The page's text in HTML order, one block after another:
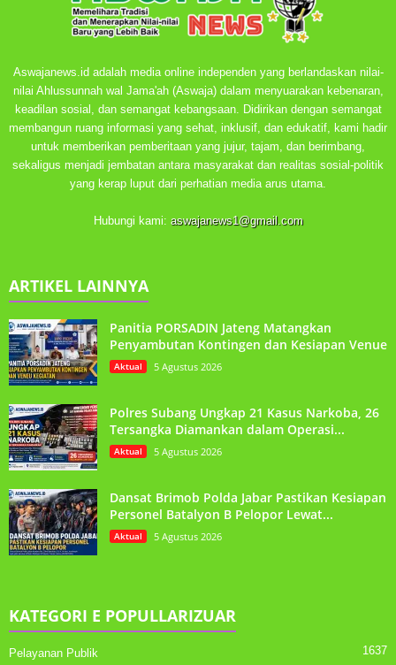
Aswajanews.id adalah media online independen yang berlandaskan nilai-
nilai Ahlussunnah wal Jama'ah (Aswaja) dalam menyuarakan kebenaran,
keadilan sosial, dan semangat kebangsaan. Didirikan dengan semangat
membangun ruang informasi yang sehat, inklusif, dan edukatif, kami hadir
untuk memberikan pemberitaan yang jujur, tajam, dan berimbang,
sekaligus menjadi jembatan antara masyarakat dan realitas sosial-politik
yang kerap luput dari perhatian media arus utama.
Hubungi kami: aswajanews1@gmail.com
ARTIKEL LAINNYA
Panitia PORSADIN Jateng Matangkan
Penyambutan Kontingen dan Kesiapan Venue
Aktual 5 Agustus 2026
Polres Subang Ungkap 21 Kasus Narkoba, 26
Tersangka Diamankan dalam Operasi...
Aktual 5 Agustus 2026
Dansat Brimob Polda Jabar Pastikan Kesiapan
Personel Batalyon B Pelopor Lewat...
Aktual 5 Agustus 2026
KATEGORI E POPULLARIZUAR
Pelayanan Publik 1637